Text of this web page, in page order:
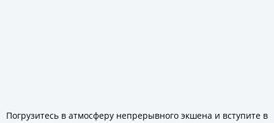
Погрузитесь в атмосферу непрерывного экшена и вступите в